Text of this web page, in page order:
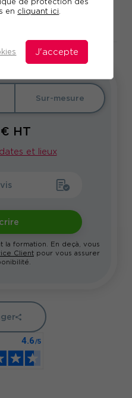
en cliquant ici.
J'accepte
Sur-mesure
€ HT
et lieux
la formation. En deçà, vous
Client pour vous assurer